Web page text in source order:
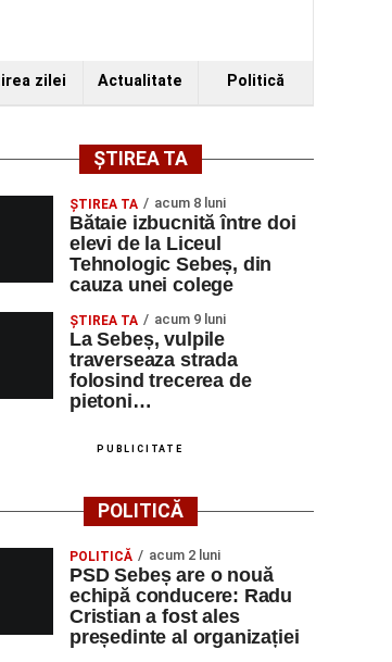
zilei Actualitate Politică
ȘTIREA TA
ŞTIREA TA acum 8 luni
Bătaie izbucnită între doi
elevi de la Liceul
Tehnologic Sebeș, din
cauza unei colege
ŞTIREA TA acum 9 luni
La Sebeș, vulpile
traverseaza strada
folosind trecerea de
pietoni…
PUBLICITATE
POLITICĂ
POLITICĂ acum 2 luni
PSD Sebeș are o nouă
echipă conducere: Radu
Cristian a fost ales
președinte al organizației